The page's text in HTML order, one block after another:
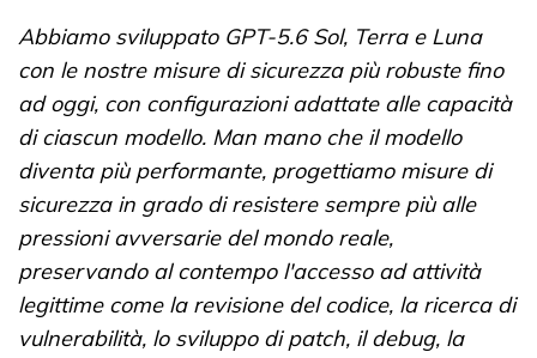
Abbiamo sviluppato GPT-5.6 Sol, Terra e Luna
con le nostre misure di sicurezza più robuste fino
ad oggi, con configurazioni adattate alle capacità
di ciascun modello. Man mano che il modello
diventa più performante, progettiamo misure di
sicurezza in grado di resistere sempre più alle
pressioni avversarie del mondo reale,
preservando al contempo l'accesso ad attività
legittime come la revisione del codice, la ricerca di
vulnerabilità, lo sviluppo di patch, il debug, la